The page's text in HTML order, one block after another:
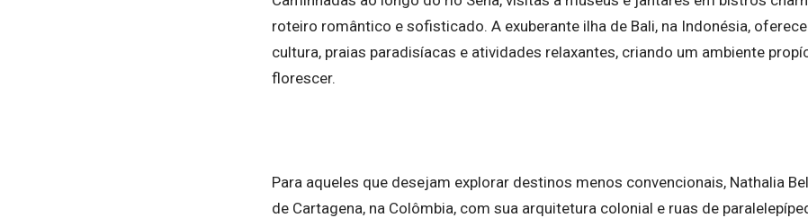
roteiro romântico e sofisticado. A exuberante ilha de Bali, na Indonésia,
cultura, praias paradisíacas e atividades relaxantes, criando um ambiente
florescer.
Para aqueles que desejam explorar destinos menos convencionais, Nathalia
de Cartagena, na Colômbia, com sua arquitetura colonial e ruas de